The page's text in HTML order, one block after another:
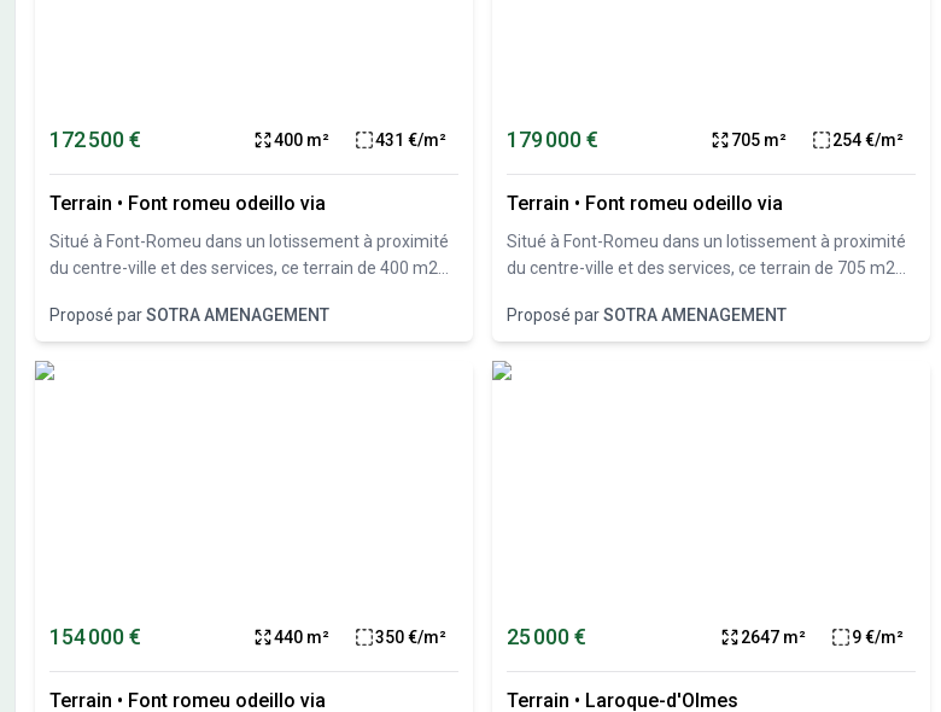
172 500 € 400 m² 431 €/m²
Terrain • Font romeu odeillo via
Situé à Font-Romeu dans un lotissement à proximité
du centre-ville et des services, ce terrain de 400 m2
dégagée sur les montagnes. Pour imaginer votre
future habitation, nous avons conçu un projet de
chalet que nous pouvons vous présenter. Bel
Proposé parSOTRA AMENAGEMENT
179 000 € 705 m² 254 €/m²
Terrain • Font romeu odeillo via
Situé à Font-Romeu dans un lotissement à proximité
du centre-ville et des services, ce terrain de 705 m2
dégagée sur les montagnes. Pour imaginer votre
future habitation, nous avons conçu un projet de
chalet que nous pouvons vous présenter. Bel
Proposé parSOTRA AMENAGEMENT
154 000 € 440 m² 350 €/m²
Terrain • Font romeu odeillo via
25 000 € 2647 m² 9 €/m²
Terrain • Laroque-d'Olmes